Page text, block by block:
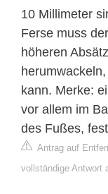
10 Millimeter
Ferse muss
höheren
kann. Merke:
vor allem im
des Fußes,
Antrag auf
vollständige Antwort